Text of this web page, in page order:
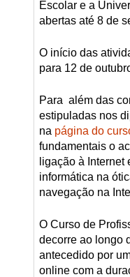
Escolar e a
abertas até 8 de
O início das
para 12 de
Para além das
estipuladas nos
na página do
fundamentais o
ligação à
informática na
navegação na
O Curso de
decorre ao longo
antecedido por
online com a